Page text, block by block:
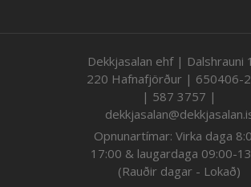
Dekkjasalan ehf | Dalshrauni
220 Hafnafjörður | 650406-
| 587 3757 |
Opnunartímar: Virka daga
17:00 & laugardaga 09:00-
(Rauðir dagar - Lokað)